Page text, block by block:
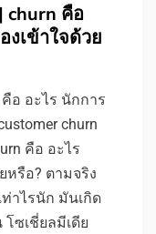
churn คือ
เข้าใจด้วย
อ อะไร นักการ
churn
คือ อะไร
หรือ? ตามจริง
ท่าไรนัก มันเกิด
ซเชี่ยลมีเดีย